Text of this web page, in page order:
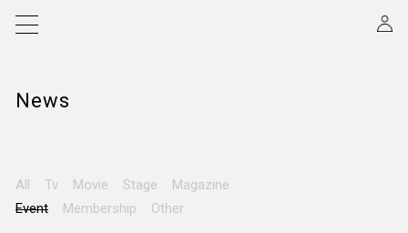
News
All Tv Movie Stage
Magazine
Event
Membership Other